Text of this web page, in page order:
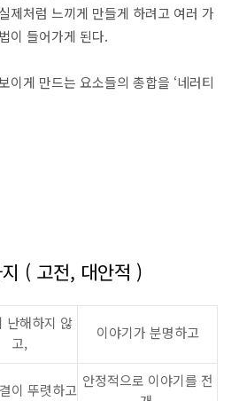
제처럼 느끼게 만들게 하려고 여러 가
이 들어가게 된다.
이게 만드는 요소들의 총합을 ‘네러티
( 고전, 대안적 )
난해하지 않
고,
이야기가 분명하고
이 뚜렷하고
안정적으로 이야기를 전